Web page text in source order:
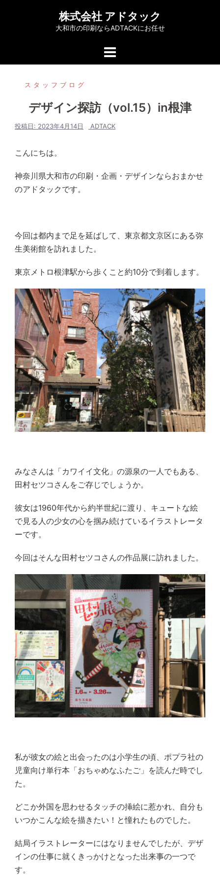
株式会社 アドタック
大和市の印刷ならADTACKにお任せ
スタッフブログ
デザイン探訪（vol.15）in根津
投稿日: 2023年4月14日 ADTACK
こんにちは。
神奈川県大和市の印刷・企画・デザインならおまかせ
のアドタックです。
今回は都内まで足を延ばして、東京都文京区にある弥
生美術館を訪れました。
東京メトロ根津駅から歩くこと約10分で到着します。
みなさんは「カワイイ文化」の源泉の一人でもある、
田村セツコさんをご存じでしょうか。
彼女は1960年代から約半世紀に渡り、キュートな絵
で見る人の少女の心を掴み続けているイラストレータ
ーです。
今回はそんな田村セツコさんの作品展に訪れました。
私が彼女の絵と出会ったのは小学生の頃、ポプラ社の
児童向け単行本「おちゃめなふたご」を読んだ時でし
た。
どこか外国を思わせるタッチの挿絵に惹かれ、自分も
いつかこんな絵を描きたい！と憧れたものでした。
結局イラストレーターにはなりませんでしたが、デザ
インの仕事に就くきっかけとなった出来事の一つで
す。